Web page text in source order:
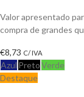
Valor apresentado
compra de grandes
€8,73 C/ IVA
Azul PretoVerde
Destaque